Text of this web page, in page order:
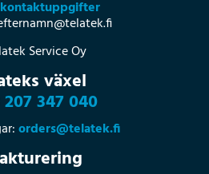
Service Oy
växel
347 040
orders@telatek.fi